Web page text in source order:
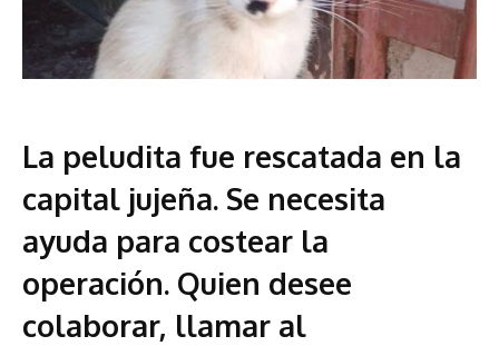
La peludita fue rescatada en la
capital jujeña. Se necesita
ayuda para costear la
operación. Quien desee
colaborar, llamar al